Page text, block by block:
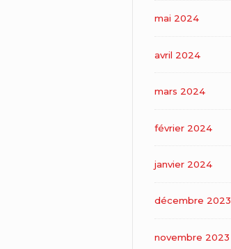
mai 2024
avril 2024
mars 2024
février 2024
janvier 2024
décembre 2023
novembre 2023